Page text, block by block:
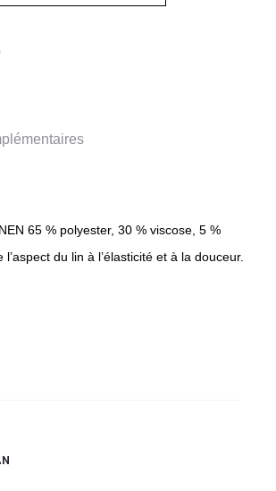
65 % polyester, 30 % viscose, 5 %
du lin à l’élasticité et à la douceur.